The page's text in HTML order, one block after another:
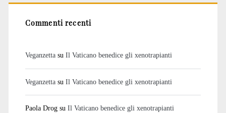
Commenti recenti
Veganzettasu Il Vaticano benedice gli xenotrapianti
Veganzettasu Il Vaticano benedice gli xenotrapianti
Paola Drogsu Il Vaticano benedice gli xenotrapianti